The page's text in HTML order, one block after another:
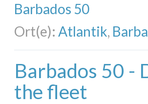
Barbados 50
Ort(e): Atlantik,
Barbados 50 -
the fleet